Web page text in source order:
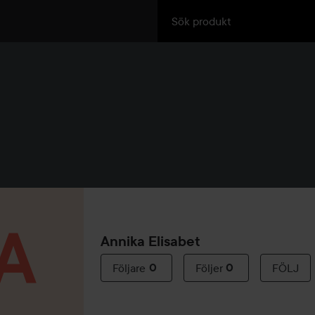
Annika Elisabet
Följare 0 Följer 0 FÖLJ